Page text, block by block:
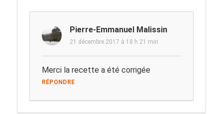
Pierre-Emmanuel Malissin
21 décembre 2017 à 18 h 21 min
Merci la recette a été corrigée
RÉPONDRE